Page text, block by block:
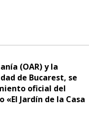
(OAR) y la
de Bucarest, se
oficial del
Jardín de la Casa